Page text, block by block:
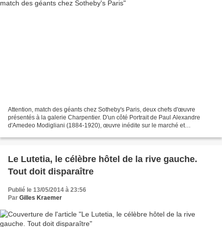
Attention, match des géants chez Sotheby's Paris, deux chefs d'œuvre
présentés à la galerie Charpentier. D'un côté Portrait de Paul Alexandre
d'Amedeo Modigliani (1884-1920), œuvre inédite sur le marché et
Le Lutetia, le célèbre hôtel de la rive gauche.
Tout doit disparaître
Publié le 13/05/2014 à 23:56
Par Gilles Kraemer